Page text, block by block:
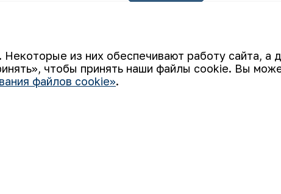
Ваш email
из них обеспечивают работу сайта, а
чтобы принять наши файлы cookie. Вы
файлов cookie».